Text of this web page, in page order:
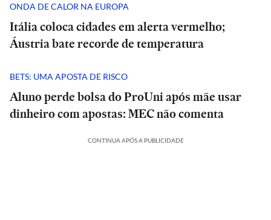
ONDA DE CALOR NA EUROPA
Itália coloca cidades em alerta vermelho;
Áustria bate recorde de temperatura
BETS: UMA APOSTA DE RISCO
Aluno perde bolsa do ProUni após mãe usar
dinheiro com apostas: MEC não comenta
CONTINUA APÓS A PUBLICIDADE